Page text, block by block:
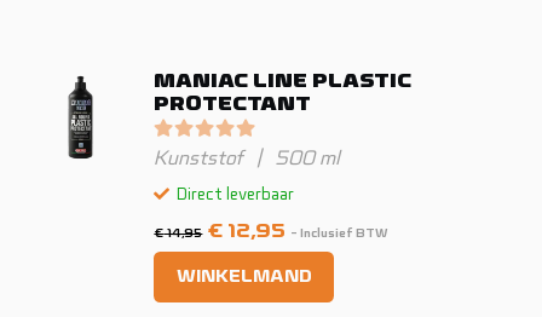
MANIAC LINE PLASTIC
PROTECTANT
Gewaardeerd0uit 5
Kunststof | 500 ml
Direct leverbaar
€14,95 Oorspronkelijke
€ 12,95 Huidige
- Inclusief BTW
WINKELMAND